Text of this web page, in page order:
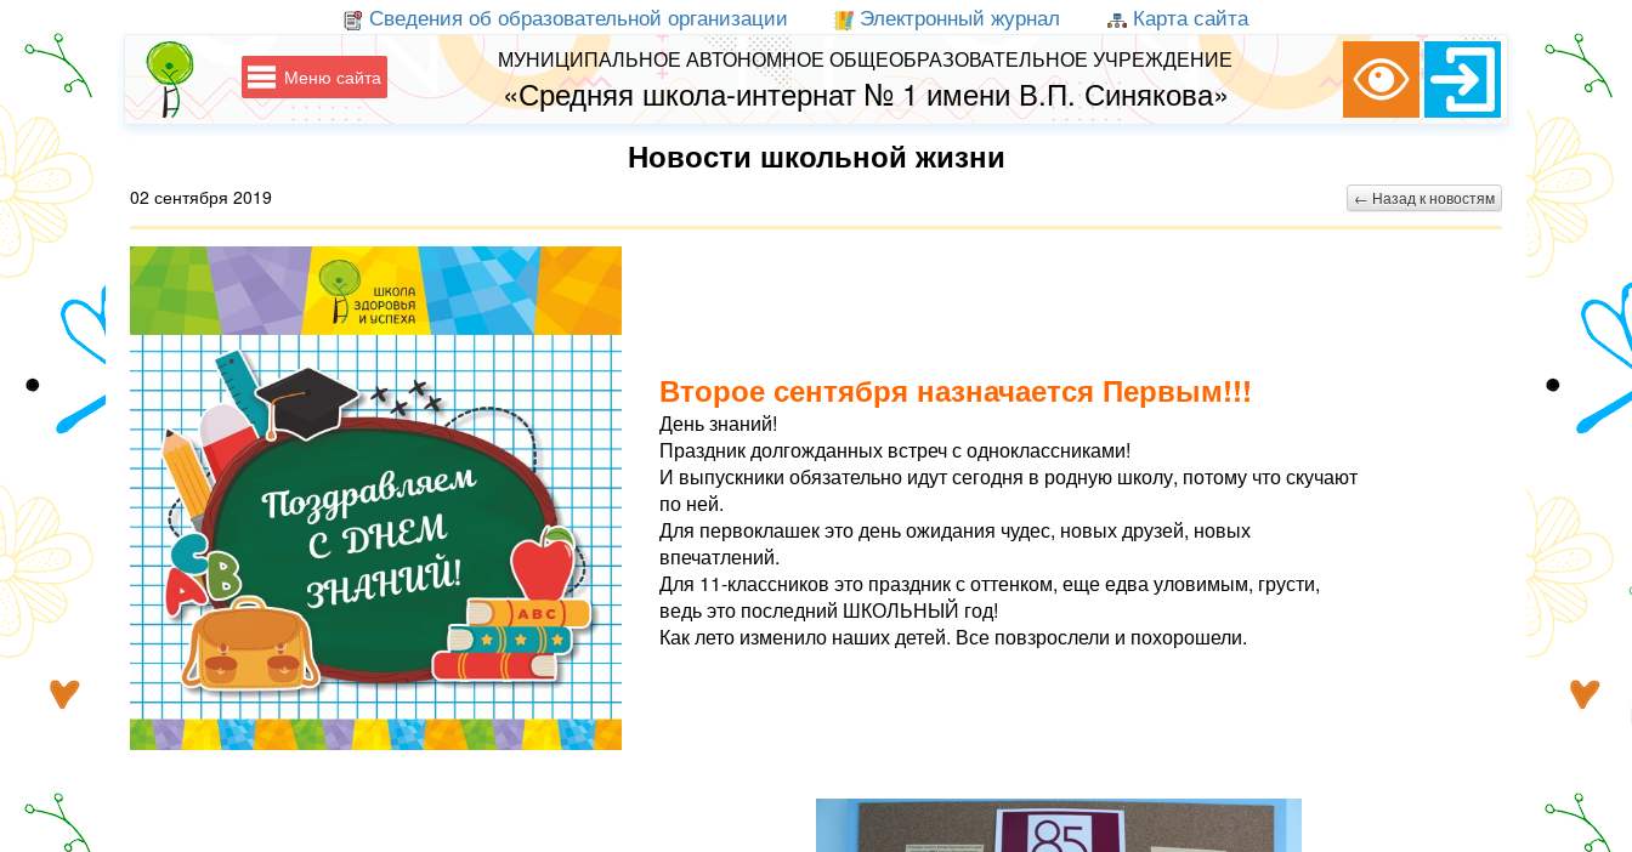
Сведения об образовательной организации Электронный журнал Карта сайта
Меню сайта
МУНИЦИПАЛЬНОЕ АВТОНОМНОЕ ОБЩЕОБРАЗОВАТЕЛЬНОЕ УЧРЕЖДЕНИЕ
«Средняя школа-интернат № 1 имени В.П. Синякова»
Новости школьной жизни
02 сентября 2019 ← Назад к новостям
Второе сентября назначается Первым!!!
День знаний!
Праздник долгожданных встреч с одноклассниками!
И выпускники обязательно идут сегодня в родную школу, потому что скучают
по ней.
Для первоклашек это день ожидания чудес, новых друзей, новых
впечатлений.
Для 11-классников это праздник с оттенком, еще едва уловимым, грусти,
ведь это последний ШКОЛЬНЫЙ год!
Как лето изменило наших детей. Все повзрослели и похорошели.